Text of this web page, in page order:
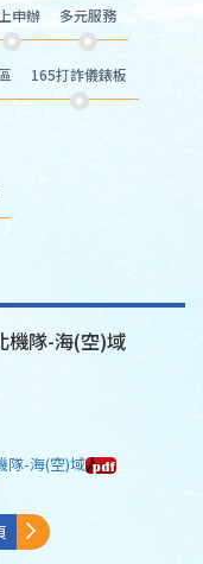
申辦 多元服務
165打詐儀錶板
機隊-海(空)域
隊-海(空)域